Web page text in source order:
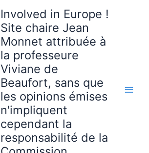
Involved in Europe !
Site chaire Jean
Monnet attribuée à
la professeure
Viviane de
Beaufort, sans que
les opinions émises
n'impliquent
cependant la
responsabilité de la